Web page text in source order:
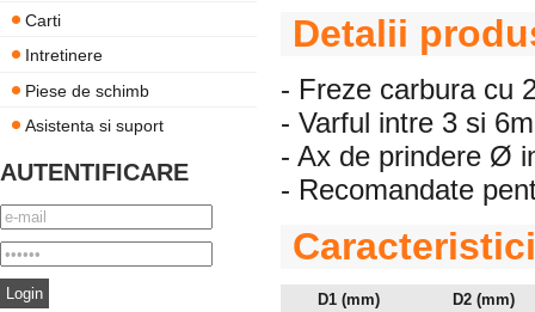
Carti
Intretinere
Piese de schimb
Asistenta si suport
AUTENTIFICARE
Detalii
- Freze carbura cu
- Varful intre 3 si
- Ax de prindere Ø
- Recomandate
D1 (mm)
D2 (mm)